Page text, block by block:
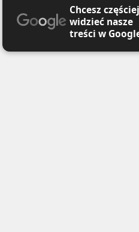
Chcesz częściej
widzieć nasze
treści w